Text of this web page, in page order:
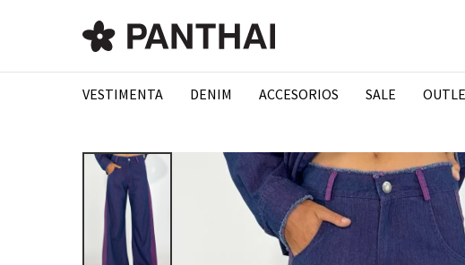
VESTIMENTA DENIM ACCESORIOS SALE